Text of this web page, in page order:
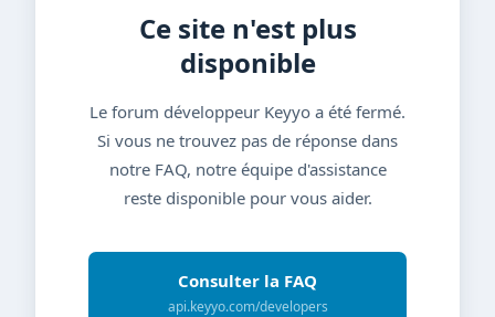
Ce site n'est plus
disponible
Le forum développeur Keyyo a été fermé.
Si vous ne trouvez pas de réponse dans
notre FAQ, notre équipe d'assistance
reste disponible pour vous aider.
Consulter la FAQ
api.keyyo.com/developers